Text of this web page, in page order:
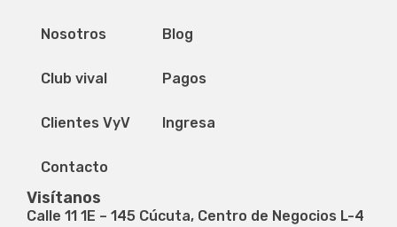
Nosotros
Club vival
Clientes VyV
Contacto
Blog
Pagos
Ingresa
Visítanos
Calle 11 1E – 145 Cúcuta, Centro de Negocios L-4